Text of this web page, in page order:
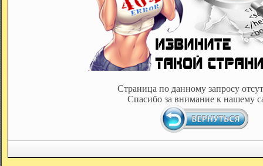
Страница по данному запросу
Спасибо за внимание к нашему